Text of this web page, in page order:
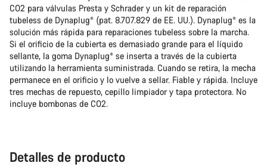
CO2 para válvulas Presta y Schrader y un kit de reparación
tubeless de Dynaplug® (pat. 8.707.829 de EE. UU.). Dynaplug® es la
solución más rápida para reparaciones tubeless sobre la marcha.
Si el orificio de la cubierta es demasiado grande para el líquido
sellante, la goma Dynaplug® se inserta a través de la cubierta
utilizando la herramienta suministrada. Cuando se retira, la mecha
permanece en el orificio y lo vuelve a sellar. Fiable y rápida. Incluye
tres mechas de repuesto, cepillo limpiador y tapa protectora. No
incluye bombonas de CO2.
Detalles de producto
Cerrar